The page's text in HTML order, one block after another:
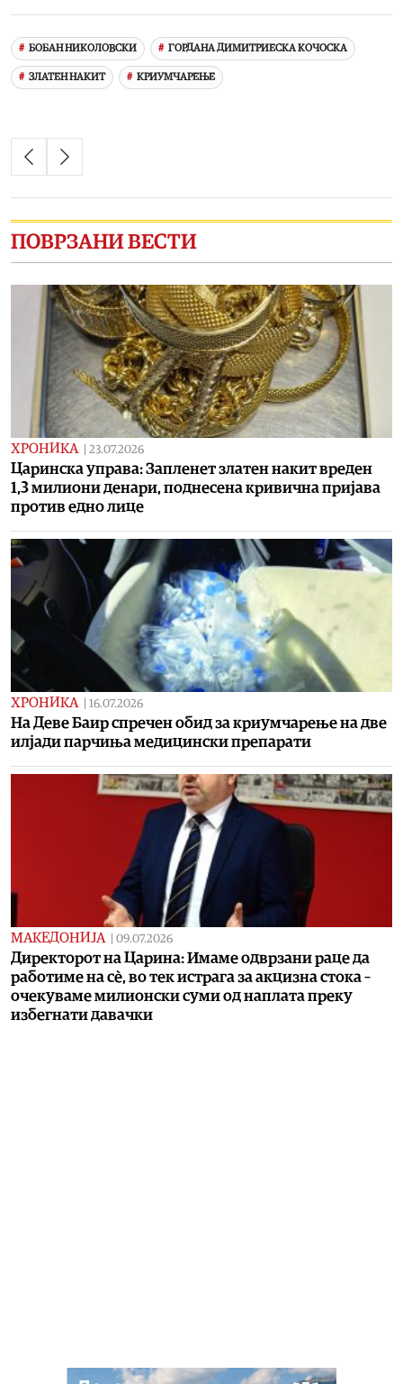
БОБАН НИКОЛОВСКИ ГОРДАНА ДИМИТРИЕСКА КОЧОСКА
ЗЛАТЕН НАКИТ КРИУМЧАРЕЊЕ
ПОВРЗАНИ ВЕСТИ
ХРОНИКА | 23.07.2026
Царинска управа: Запленет златен накит вреден
1,3 милиони денари, поднесена кривична пријава
против едно лице
ХРОНИКА | 16.07.2026
На Деве Баир спречен обид за криумчарење на две
илјади парчиња медицински препарати
МАКЕДОНИЈА | 09.07.2026
Директорот на Царина: Имаме одврзани раце да
работиме на сè, во тек истрага за акцизна стока –
очекуваме милионски суми од наплата преку
избегнати давачки